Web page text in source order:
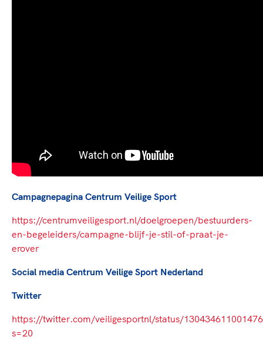
Campagnepagina Centrum Veilige Sport
https://centrumveiligesport.nl/doelgroepen/bestuurders-
en-begeleiders/campagne-blijf-je-stil-of-praat-je-
erover
Social media Centrum Veilige Sport Nederland
Twitter
https://twitter.com/veiligesportnl/status/
s=20